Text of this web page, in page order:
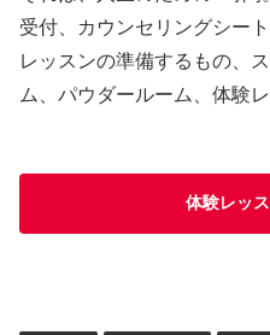
受付、カウンセリングシー
レッスンの準備するもの、
ム、パウダールーム、体験
体験レッ